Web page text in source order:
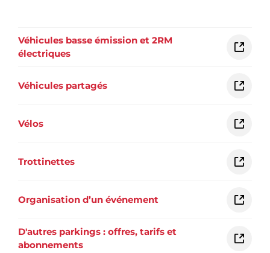
Véhicules basse émission et 2RM
électriques
Véhicules partagés
Vélos
Trottinettes
Organisation d’un événement
D'autres parkings : offres, tarifs et
abonnements